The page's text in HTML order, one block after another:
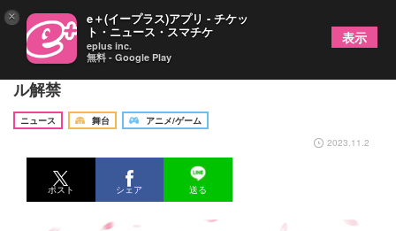
『スクールアイドルミュージカル』メインビジュア
ル解禁
ニュース 舞台
アニメ/ゲーム
2023.11.2
ポスト シェア 送る
× e＋(イープラス)アプリ - チケッ
ト・ニュース・スマチケ
eplus inc.
無料 - Google Play
表示